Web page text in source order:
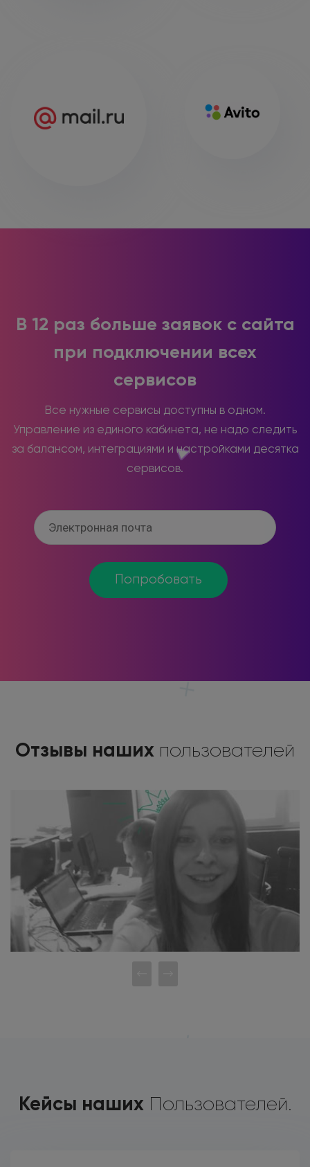
В 12 раз больше заявок с сайта
при подключении всех
сервисов
Все нужные сервисы доступны в одном.
Управление из единого кабинета, не надо следить
за балансом, интеграциями и настройками десятка
сервисов.
Попробовать
Отзывы наших пользователей
Кейсы наших Пользователей.